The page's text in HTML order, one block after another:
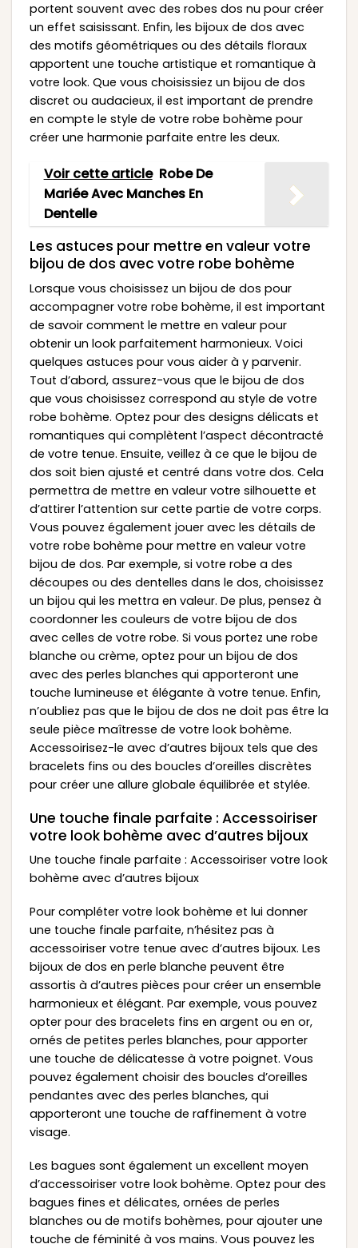
portent souvent avec des robes dos nu pour créer
un effet saisissant. Enfin, les bijoux de dos avec
des motifs géométriques ou des détails floraux
apportent une touche artistique et romantique à
votre look. Que vous choisissiez un bijou de dos
discret ou audacieux, il est important de prendre
en compte le style de votre robe bohème pour
créer une harmonie parfaite entre les deux.
Voir cette article Robe De
Mariée Avec Manches En
Dentelle
Les astuces pour mettre en valeur votre
bijou de dos avec votre robe bohème
Lorsque vous choisissez un bijou de dos pour
accompagner votre robe bohème, il est important
de savoir comment le mettre en valeur pour
obtenir un look parfaitement harmonieux. Voici
quelques astuces pour vous aider à y parvenir.
Tout d’abord, assurez-vous que le bijou de dos
que vous choisissez correspond au style de votre
robe bohème. Optez pour des designs délicats et
romantiques qui complètent l’aspect décontracté
de votre tenue. Ensuite, veillez à ce que le bijou de
dos soit bien ajusté et centré dans votre dos. Cela
permettra de mettre en valeur votre silhouette et
d’attirer l’attention sur cette partie de votre corps.
Vous pouvez également jouer avec les détails de
votre robe bohème pour mettre en valeur votre
bijou de dos. Par exemple, si votre robe a des
découpes ou des dentelles dans le dos, choisissez
un bijou qui les mettra en valeur. De plus, pensez à
coordonner les couleurs de votre bijou de dos
avec celles de votre robe. Si vous portez une robe
blanche ou crème, optez pour un bijou de dos
avec des perles blanches qui apporteront une
touche lumineuse et élégante à votre tenue. Enfin,
n’oubliez pas que le bijou de dos ne doit pas être la
seule pièce maîtresse de votre look bohème.
Accessoirisez-le avec d’autres bijoux tels que des
bracelets fins ou des boucles d’oreilles discrètes
pour créer une allure globale équilibrée et stylée.
Une touche finale parfaite : Accessoiriser
votre look bohème avec d’autres bijoux
Une touche finale parfaite : Accessoiriser votre look
bohème avec d’autres bijoux
Pour compléter votre look bohème et lui donner
une touche finale parfaite, n’hésitez pas à
accessoiriser votre tenue avec d’autres bijoux. Les
bijoux de dos en perle blanche peuvent être
assortis à d’autres pièces pour créer un ensemble
harmonieux et élégant. Par exemple, vous pouvez
opter pour des bracelets fins en argent ou en or,
ornés de petites perles blanches, pour apporter
une touche de délicatesse à votre poignet. Vous
pouvez également choisir des boucles d’oreilles
pendantes avec des perles blanches, qui
apporteront une touche de raffinement à votre
visage.
Les bagues sont également un excellent moyen
d’accessoiriser votre look bohème. Optez pour des
bagues fines et délicates, ornées de perles
blanches ou de motifs bohèmes, pour ajouter une
touche de féminité à vos mains. Vous pouvez les